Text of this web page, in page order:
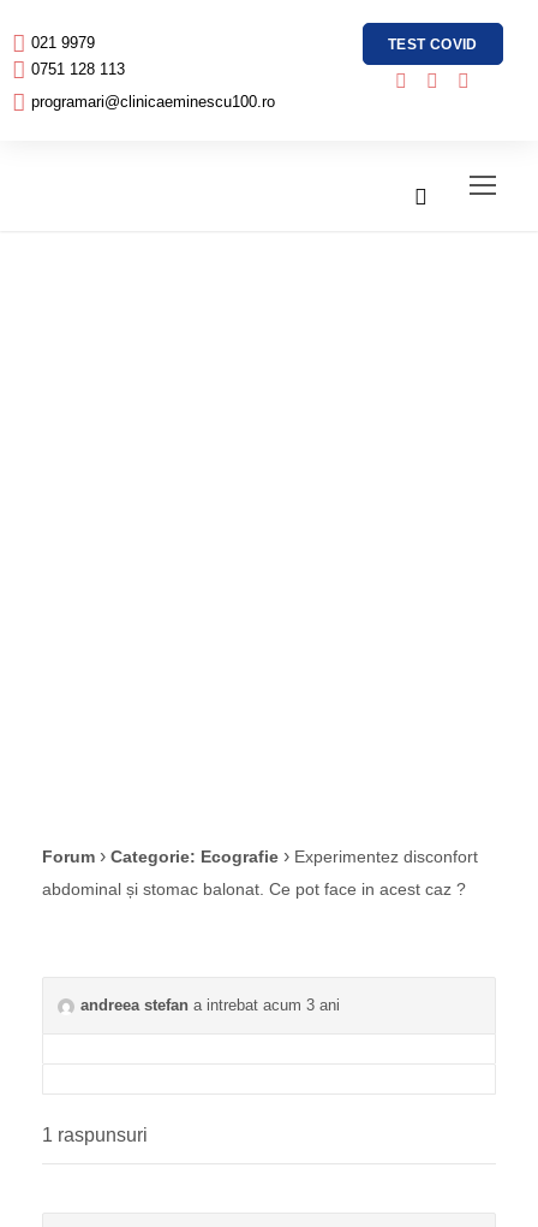
021 9979
0751 128 113
programari@clinicaeminescu100.ro
TEST COVID
Forum › Categorie: Ecografie › Experimentez disconfort
abdominal și stomac balonat. Ce pot face in acest caz ?
andreea stefan a intrebat acum 3 ani
1 raspunsuri